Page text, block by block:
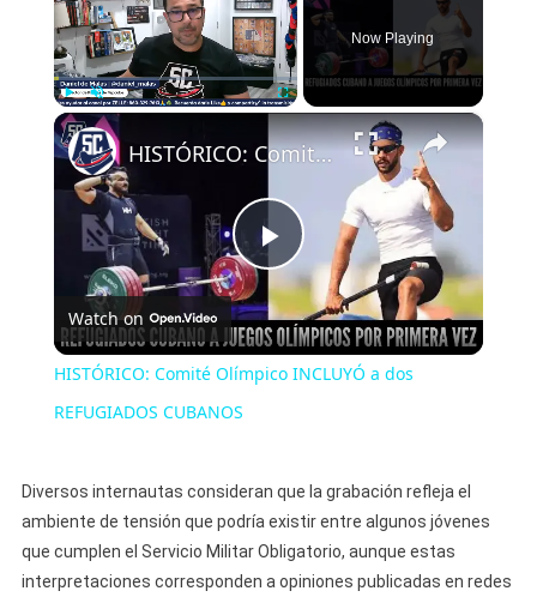
Play Unmute Fullscreen
Now Playing
×
Play
Video
HISTÓRICO: Comité Olímpico INCLUYÓ a dos REFUGIADOS CUBANOS
Watch on
HISTÓRICO: Comité Olímpico INCLUYÓ a dos
REFUGIADOS CUBANOS
Diversos internautas consideran que la grabación refleja el
ambiente de tensión que podría existir entre algunos jóvenes
que cumplen el Servicio Militar Obligatorio, aunque estas
interpretaciones corresponden a opiniones publicadas en redes